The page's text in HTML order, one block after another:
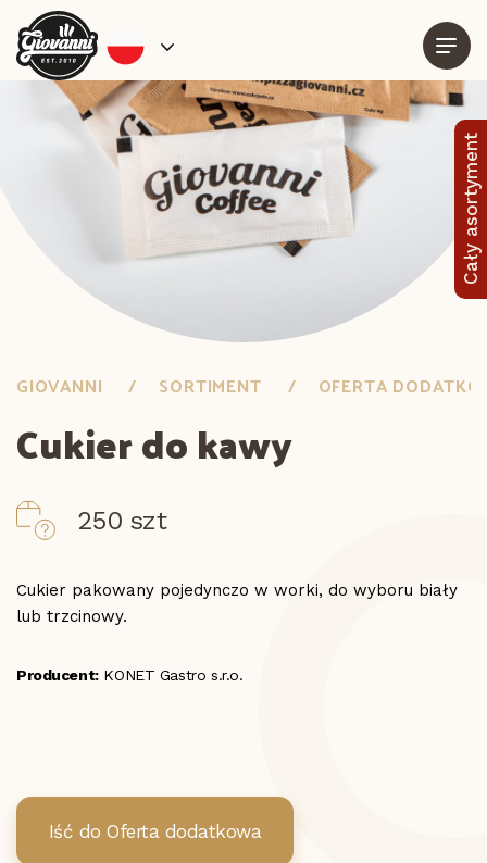
Cały asortyment
GIOVANNI SORTIMENT OFERTA
Cukier do kawy
250 szt
Cukier pakowany pojedynczo w worki, do wyboru biały
lub trzcinowy.
Producent:KONET Gastro s.r.o.
Iść do Oferta dodatkowa